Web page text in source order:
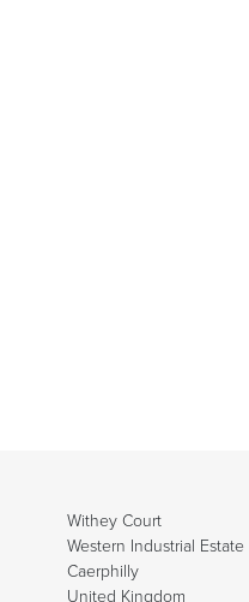
Withey Court
Western Industrial Estate
Caerphilly
United Kingdom